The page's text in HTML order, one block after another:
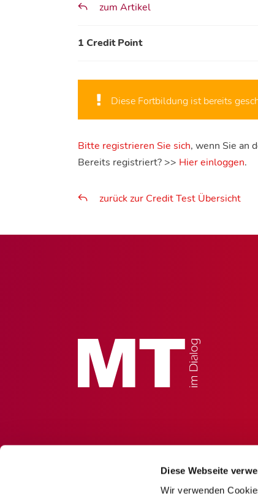
Diese Webseite
Wir verwenden
zum Artikel
1 Credit Point
Diese Fortbildung ist bereits
Bitte registrieren Sie sich, wenn Sie an
Bereits registriert? >> Hier einloggen.
zurück zur Credit Test Übersicht